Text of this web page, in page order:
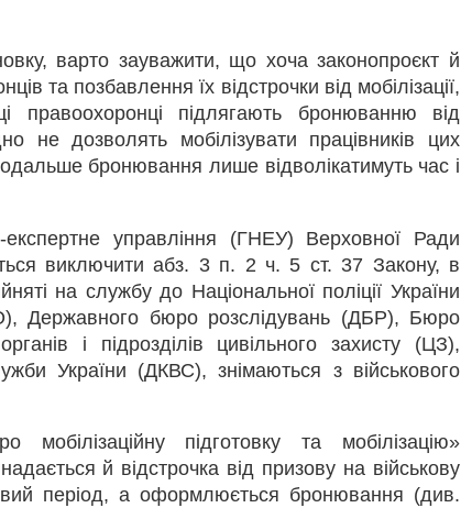
варто зауважити, що хоча законопроєкт й
та позбавлення їх відстрочки від мобілізації,
підлягають бронюванню від
не дозволять мобілізувати працівників цих
бронювання лише відволікатимуть час і
управління (ГНЕУ) Верховної Ради
виключити абз. 3 п. 2 ч. 5 ст. 37 Закону, в
на службу до Національної поліції України
Державного бюро розслідувань (ДБР), Бюро
і підрозділів цивільного захисту (ЦЗ),
України (ДКВС), знімаються з військового
підготовку та мобілізацію»
й відстрочка від призову на військову
період, а оформлюється бронювання (див.